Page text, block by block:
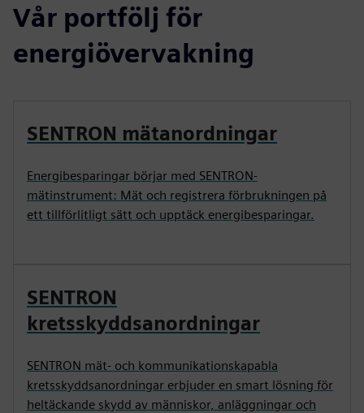
Vår portfölj för
energiövervakning
SENTRON mätanordningar
Energibesparingar börjar med SENTRON-
mätinstrument: Mät och registrera förbrukningen på
ett tillförlitligt sätt och upptäck energibesparingar.
SENTRON
kretsskyddsanordningar
SENTRON mät- och kommunikationskapabla
kretsskyddsanordningar erbjuder en smart lösning för
heltäckande skydd av människor, anläggningar och